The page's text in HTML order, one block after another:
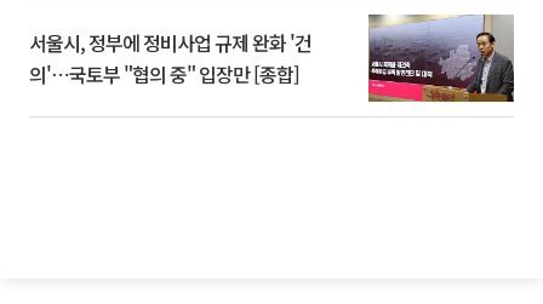
서울시, 정부에 정비사업 규제 완화 '건
의'⋯국토부 "협의 중" 입장만 [종합]